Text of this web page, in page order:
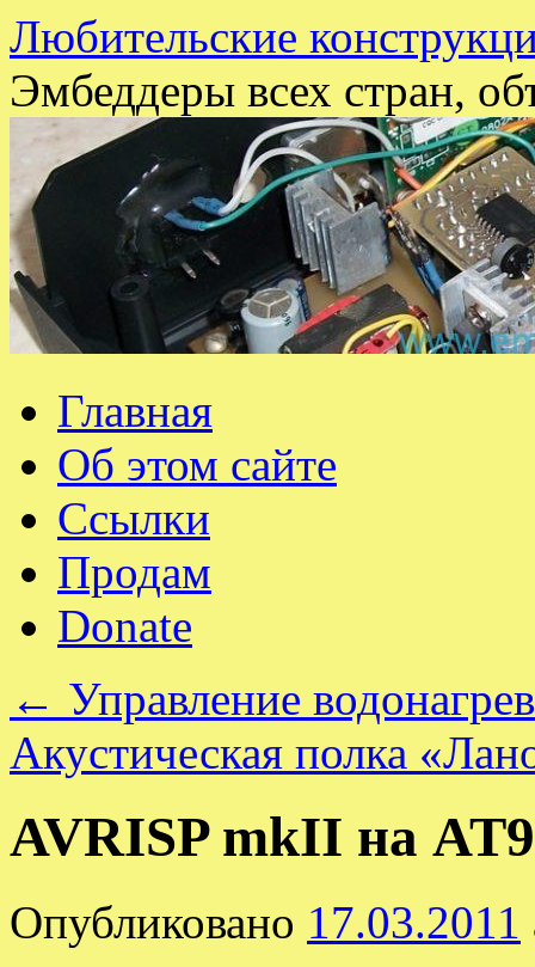
Любительские
Эмбеддеры всех стран,
Перейти
содержимому
Главная
Об этом сайте
Ссылки
Продам
Donate
← Управление
Акустическая полка
AVRISP mkII на
Опубликовано 17.03.2011